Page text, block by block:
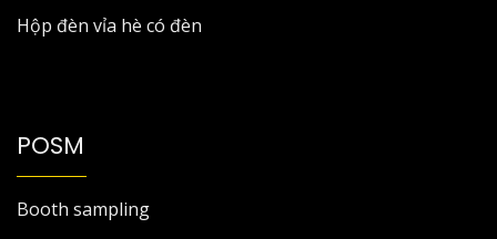
Hộp đèn vỉa hè có đèn
POSM
Booth sampling